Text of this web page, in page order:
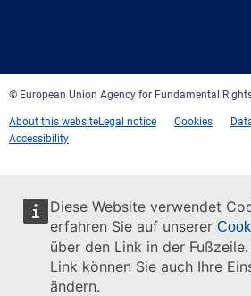
Diese Website verwendet
erfahren Sie auf unserer
über den Link in der
Link können Sie auch Ihre
ändern.
© European Union Agency for Fundamental
About this websiteLegal notice Cookies
Accessibility